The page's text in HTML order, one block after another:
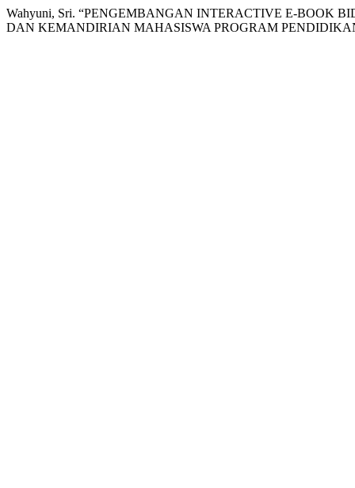
Wahyuni, Sri. “PENGEMBANGAN INTERACTIVE E-BOOK
DAN KEMANDIRIAN MAHASISWA PROGRAM